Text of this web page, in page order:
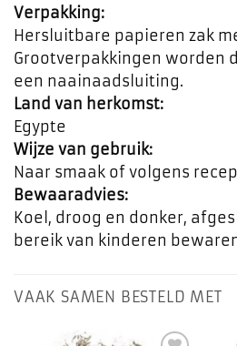
Verpakking:
Hersluitbare papieren zak
Grootverpakkingen worden
een naainaadsluiting.
Land van herkomst:
Egypte
Wijze van gebruik:
Naar smaak of volgens
Bewaaradvies:
Koel, droog en donker,
bereik van kinderen
VAAK SAMEN BESTELD MET